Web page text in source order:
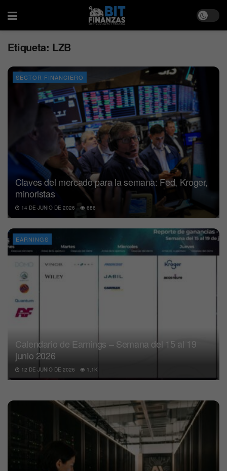
Etiqueta: LZB
SECTOR FINANCIERO
Claves del mercado para la semana: Fed, Kroger,
minoristas
14 DE JUNIO DE 2026 686
EARNINGS
Calendario de Earnings – Semana del 15 al 19
junio 2026
12 DE JUNIO DE 2026 1.1K